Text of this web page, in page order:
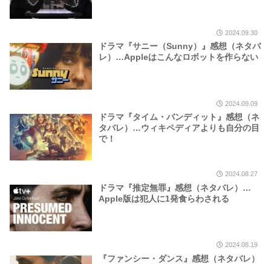
2024.09.30
ドラマ『サニー（Sunny）』感想（ネタバ
レ）…Appleはこんなロボットを作らない
2024.09.09
ドラマ『タイム・バンディット』感想（ネ
タバレ）…ウィキペディアよりも自分の目
で！
2024.08.27
ドラマ『推定無罪』感想（ネタバレ）…
Apple版は犯人に1発食らわされる
2024.08.19
『ファンシー・ダンス』感想（ネタバレ）